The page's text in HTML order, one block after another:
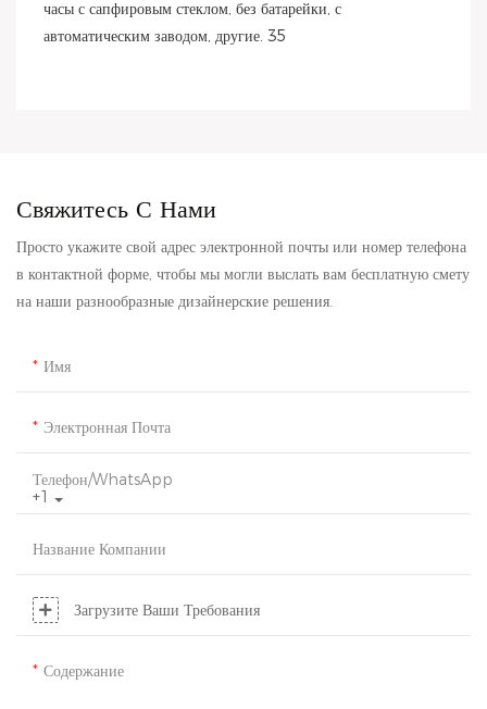
Свяжитесь С Нами
Просто укажите свой адрес электронной почты или номер телефона
в контактной форме, чтобы мы могли выслать вам бесплатную смету
на наши разнообразные дизайнерские решения.
Имя
Электронная Почта
+1
Телефон/WhatsApp
Название Компании
Загрузите Ваши Требования
Содержание